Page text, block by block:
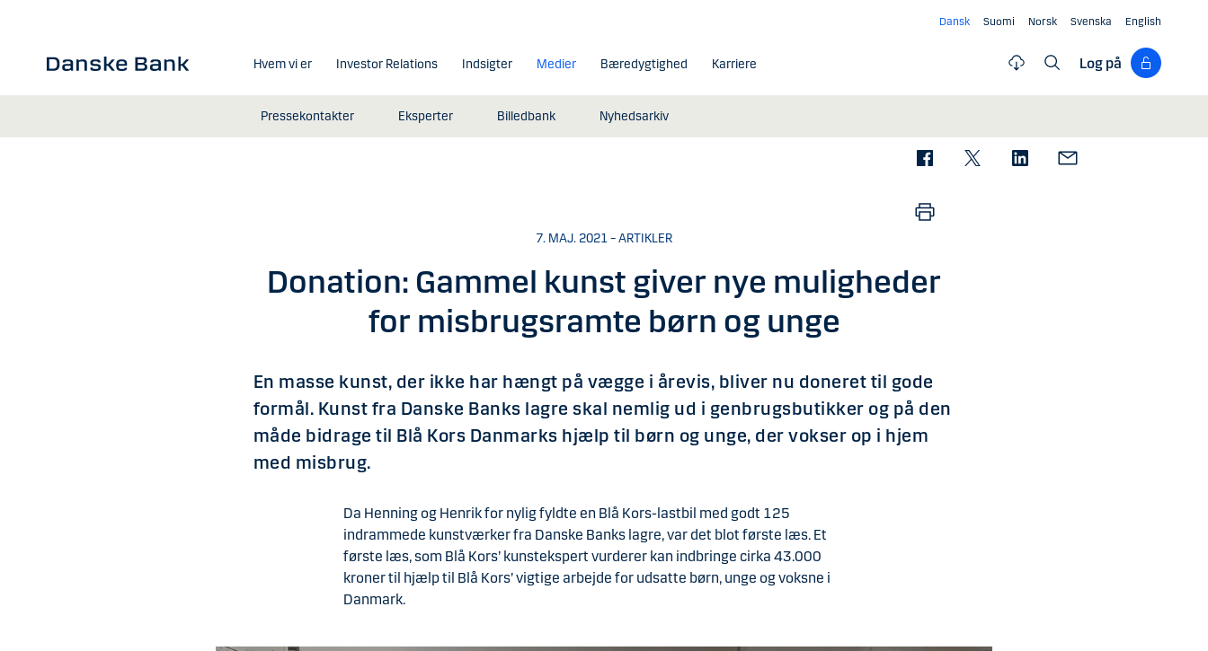
Dansk Suomi Norsk Svenska English
Hvem vi er Investor Relations Indsigter Medier
Pressekontakter Eksperter Billedbank Nyhedsarkiv
Bæredygtighed Karriere Log på
7. MAJ. 2021 – ARTIKLER
Donation: Gammel kunst giver nye muligheder
for misbrugsramte børn og unge
En masse kunst, der ikke har hængt på vægge i årevis, bliver nu doneret til gode
formål. Kunst fra Danske Banks lagre skal nemlig ud i genbrugsbutikker og på den
måde bidrage til Blå Kors Danmarks hjælp til børn og unge, der vokser op i hjem
med misbrug.
Da Henning og Henrik for nylig fyldte en Blå Kors-lastbil med godt 125
indrammede kunstværker fra Danske Banks lagre, var det blot første læs. Et
første læs, som Blå Kors’ kunstekspert vurderer kan indbringe cirka 43.000
kroner til hjælp til Blå Kors’ vigtige arbejde for udsatte børn, unge og voksne i
Danmark.